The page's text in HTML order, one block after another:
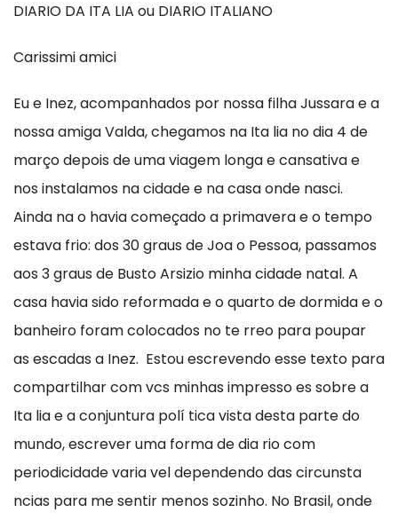
DIARIO DA ITA LIA ou DIARIO ITALIANO
Carissimi amici
Eu e Inez, acompanhados por nossa filha Jussara e a
nossa amiga Valda, chegamos na Ita lia no dia 4 de
março depois de uma viagem longa e cansativa e
nos instalamos na cidade e na casa onde nasci.
Ainda na o havia começado a primavera e o tempo
estava frio: dos 30 graus de Joa o Pessoa, passamos
aos 3 graus de Busto Arsizio minha cidade natal. A
casa havia sido reformada e o quarto de dormida e o
banheiro foram colocados no te rreo para poupar
as escadas a Inez. Estou escrevendo esse texto para
compartilhar com vcs minhas impresso es sobre a
Ita lia e a conjuntura polí tica vista desta parte do
mundo, escrever uma forma de dia rio com
periodicidade varia vel dependendo das circunsta
ncias para me sentir menos sozinho. No Brasil, onde